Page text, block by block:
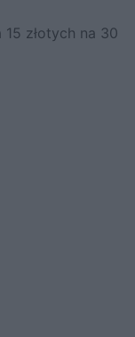
złotych na 30